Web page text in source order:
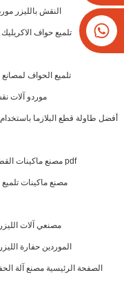
النقش بالليزر
تلميع حواف
تلميع الحواف لمصانع
موردو آلات
أفضل طاولة قطع البلازما
مصنع ماكينات القطع بالليزر pdf
مصنع ماكينات تلميع
مصنعي آلات
الموردين حفارة
الصفحة الرئيسية مصنع آلة